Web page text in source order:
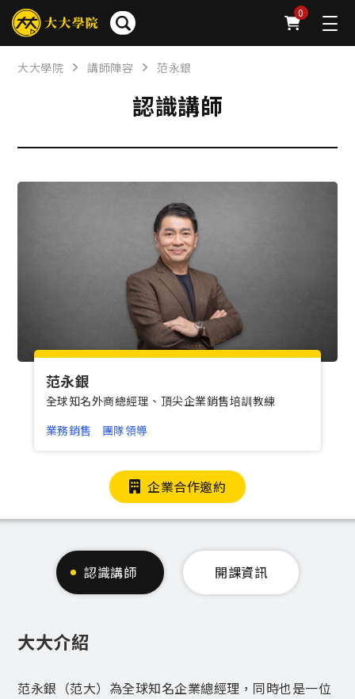
0
大大學院 講師陣容 范永銀
認識講師
范永銀
全球知名外商總經理、頂尖企業銷售培訓教練
業務銷售
團隊領導
認識講師 開課資訊
企業合作邀約
大大介紹
范永銀（范大）為全球知名企業總經理，同時也是一位